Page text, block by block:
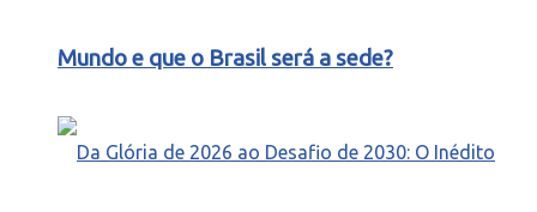
Mundo e que o Brasil será a sede?